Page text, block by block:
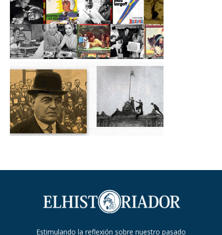
Estimulando la reflexión sobre nuestro pasado